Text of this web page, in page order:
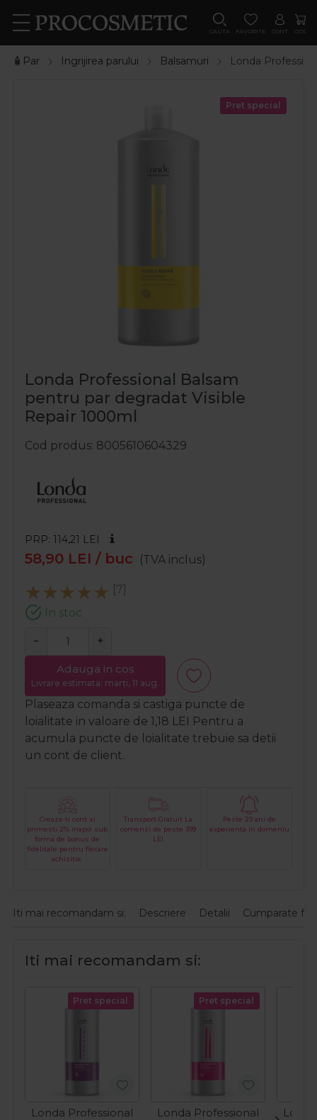
CAUTA FAVORITE CONT COS
🧴Par Ingrijirea parului Balsamuri Londa
Pret special
Londa Professional Balsam
pentru par degradat Visible
Repair 1000ml
Cod produs 8005610604329
PRP: 114,21 LEI
58,90 LEI / buc (TVA inclus)
[7]
In stoc
− +
Adauga in cos
Livrare estimata: marți, 11 aug.
Plaseaza comanda si castiga puncte de
loialitate in valoare de 1,18 LEI Pentru a
acumula puncte de loialitate trebuie sa detii
un cont de client.
Creaza-ti cont si
primesti 2% inapoi sub
forma de bonus de
fidelitate pentru fiecare
achizitie.
Transport Gratuit La
comenzi de peste 399
LEI
Peste 29 ani de
experienta in domeniu
Iti mai recomandam si: Descriere Detalii Cumparate
Iti mai recomandam si:
Pret special
Londa Professional
Pret special
Londa Professional